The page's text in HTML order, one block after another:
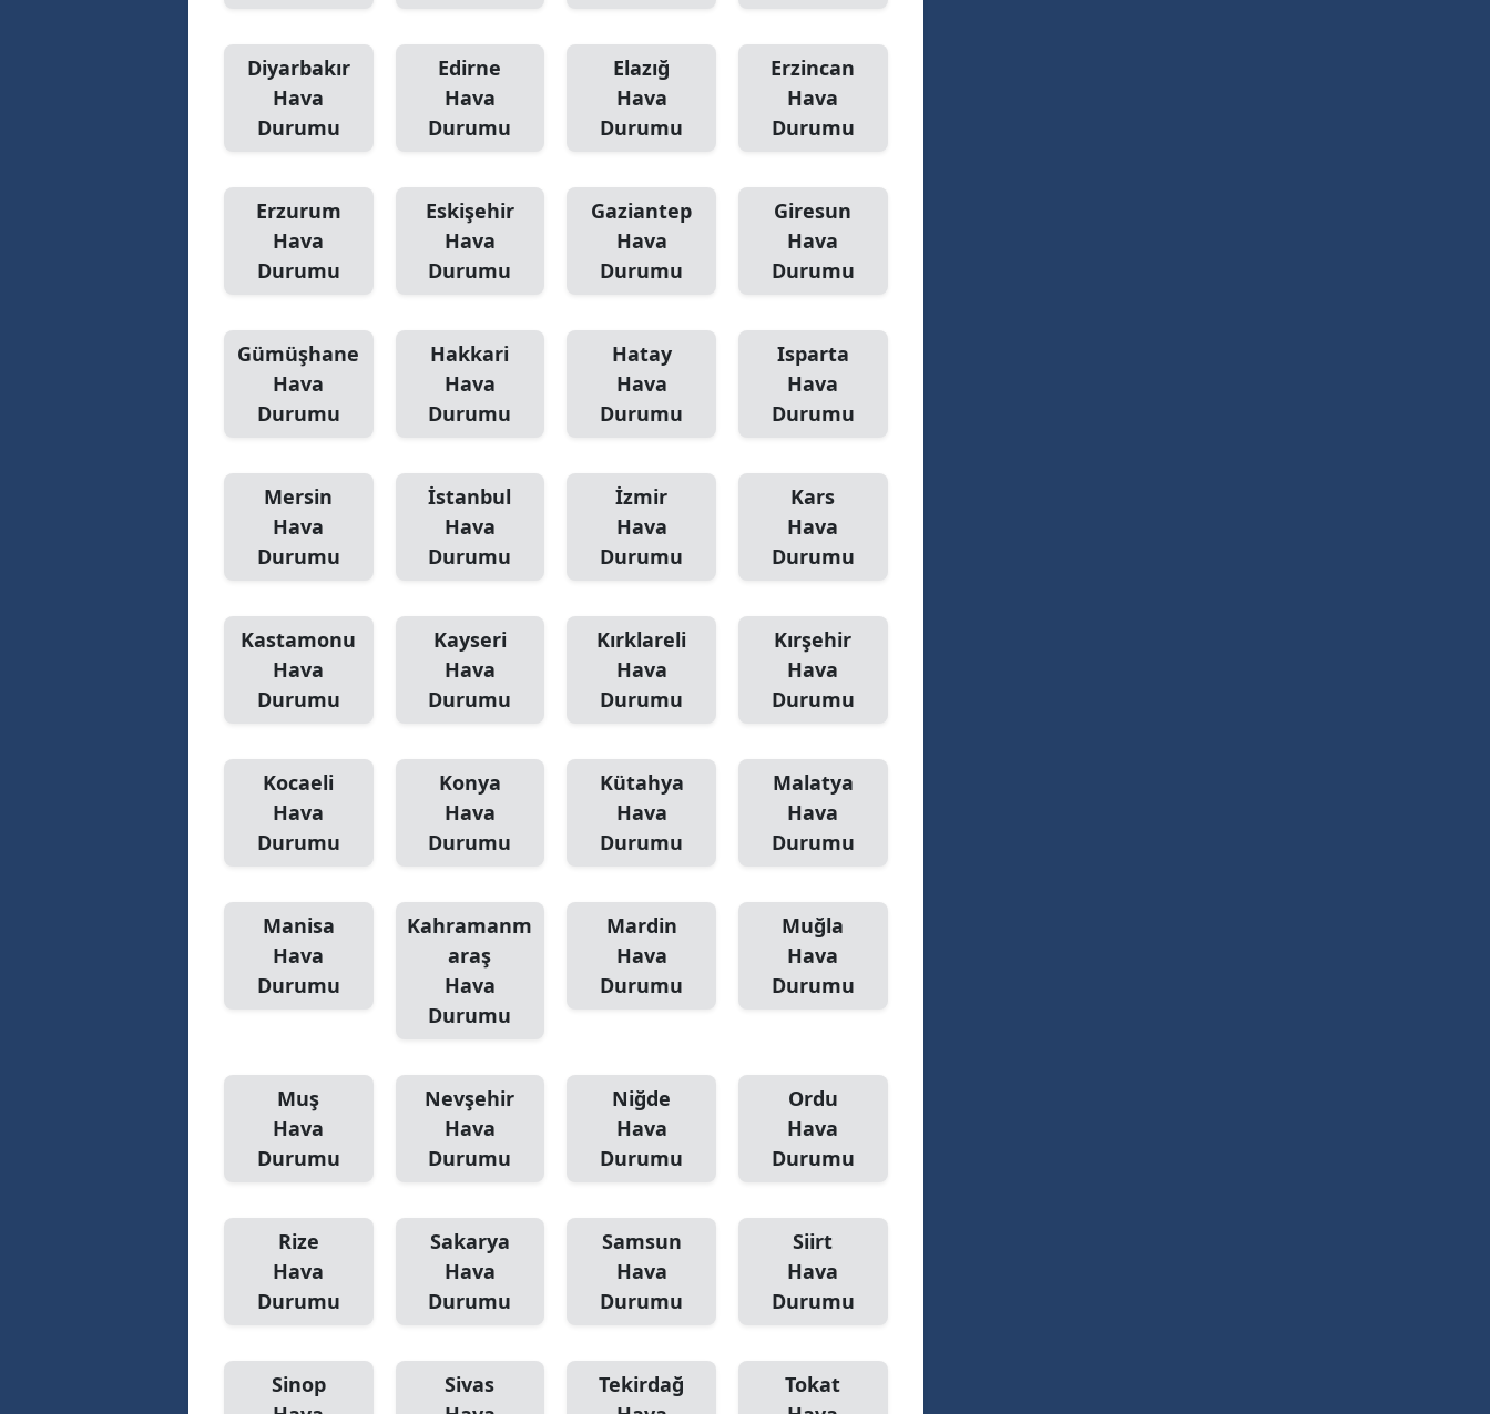
Diyarbakır
Hava
Durumu
Edirne
Hava
Durumu
Elazığ
Hava
Durumu
Erzincan
Hava
Durumu
Erzurum
Hava
Durumu
Eskişehir
Hava
Durumu
Gaziantep
Hava
Durumu
Giresun
Hava
Durumu
Gümüşhane
Hava
Durumu
Hakkari
Hava
Durumu
Hatay
Hava
Durumu
Isparta
Hava
Durumu
Mersin
Hava
Durumu
İstanbul
Hava
Durumu
İzmir
Hava
Durumu
Kars
Hava
Durumu
Kastamonu
Hava
Durumu
Kayseri
Hava
Durumu
Kırklareli
Hava
Durumu
Kırşehir
Hava
Durumu
Kocaeli
Hava
Durumu
Konya
Hava
Durumu
Kütahya
Hava
Durumu
Malatya
Hava
Durumu
Manisa
Hava
Durumu
Kahramanm
araş
Hava
Durumu
Mardin
Hava
Durumu
Muğla
Hava
Durumu
Muş
Hava
Durumu
Nevşehir
Hava
Durumu
Niğde
Hava
Durumu
Ordu
Hava
Durumu
Rize
Hava
Durumu
Sakarya
Hava
Durumu
Samsun
Hava
Durumu
Siirt
Hava
Durumu
Sinop
Sivas
Tekirdağ
Tokat